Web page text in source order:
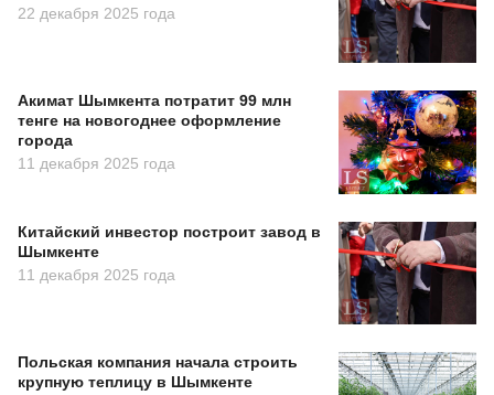
22 декабря 2025 года
Акимат Шымкента потратит 99 млн
тенге на новогоднее оформление
города
11 декабря 2025 года
Китайский инвестор построит завод в
Шымкенте
11 декабря 2025 года
Польская компания начала строить
крупную теплицу в Шымкенте